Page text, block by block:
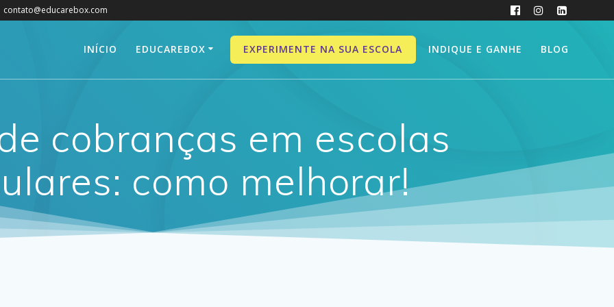
contato@educarebox.com
INÍCIO EDUCAREBOX EXPERIMENTE NA SUA ESCOLA INDIQUE E GANHE BLOG
cobranças em escolas
como melhorar!